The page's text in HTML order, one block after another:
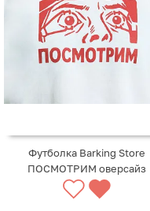
Футболка Barking Store
ПОСМОТРИМ оверсайз